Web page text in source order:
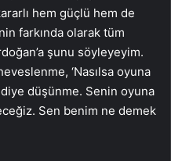
hem güçlü hem de
farkında olarak tüm
şunu söyleyeyim.
‘Nasılsa oyuna
düşünme. Senin oyuna
Sen benim ne demek